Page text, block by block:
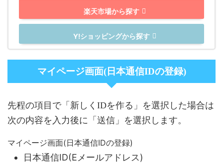
楽天市場から探す
Y!ショッピングから探す
マイページ画面(日本通信IDの登録)
先程の項目で「新しくIDを作る」を選択した場合は
次の内容を入力後に「送信」を選択します。
マイページ画面(日本通信IDの登録)
日本通信ID(Eメールアドレス)